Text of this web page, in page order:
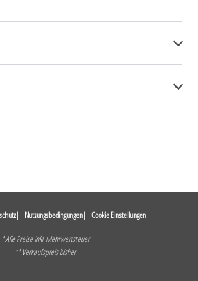
Nutzungsbedingungen Cookie Einstellungen
* Alle Preise inkl. Mehrwertsteuer
** Verkaufspreis bisher